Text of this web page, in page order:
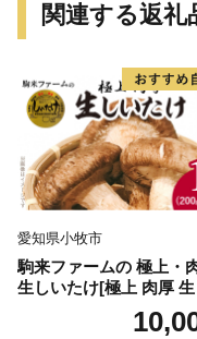
関連する返
愛知県小牧市
駒来ファームの 極上・
生しいたけ[極上 肉厚
たけ 生シイタケ 生椎茸
安全 国産 採れたて 新